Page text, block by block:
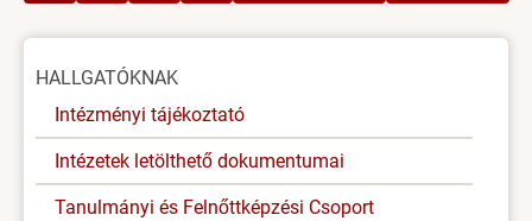
Oldal
HALLGATÓKNAK
Intézményi tájékoztató
Intézetek letölthető dokumentumai
Tanulmányi és Felnőttképzési Csoport